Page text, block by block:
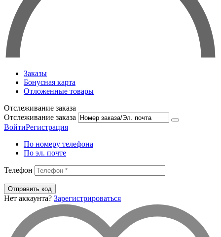
Заказы
Бонусная карта
Отложенные товары
Отслеживание заказа
Отслеживание заказа
ВойтиРегистрация
По номеру телефона
По эл. почте
Телефон
Отправить код
Нет аккаунта? Зарегистрироваться